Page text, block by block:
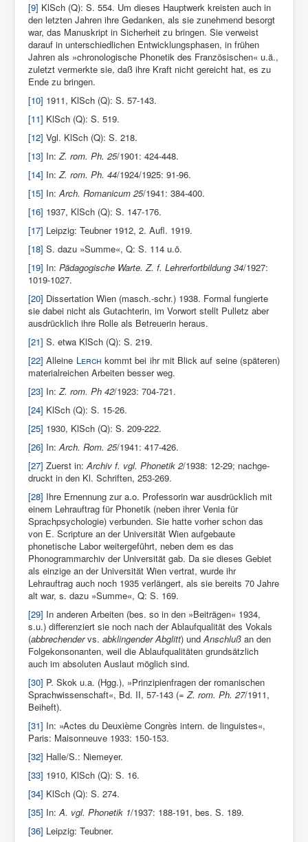
[9] KlSch (Q): S. 554. Um dieses Hauptwerk kreisten auch in
den letzten Jahren ihre Gedanken, als sie zunehmend besorgt
war, das Manuskript in Sicherheit zu bringen. Sie verweist
darauf in unterschiedlichen Entwicklungsphasen, in frühen
Jahren als »chronologische Phonetik des Französischen« u.ä.,
zuletzt vermerkte sie, daß ihre Kraft nicht gereicht hat, es zu
Ende zu bringen.
[10] 1911, KlSch (Q): S. 57-143.
[11] KlSch (Q): S. 519.
[12] Vgl. KlSch (Q): S. 218.
[13] In:Z. rom. Ph. 25/1901: 424-448.
[14] In:Z. rom. Ph. 44/1924/1925: 91-96.
[15] In:Arch. Romanicum 25/1941: 384-400.
[16] 1937, KlSch (Q): S. 147-176.
[17] Leipzig: Teubner 1912, 2. Aufl. 1919.
[18] S. dazu »Summe«, Q: S. 114 u.ö.
[19] In: Pädagogische Warte. Z. f. Lehrerfortbildung 34/1927:
1019-1027.
[20] Dissertation Wien (masch.-schr.) 1938. Formal fungierte
sie dabei nicht als Gutachterin, im Vorwort stellt Pulletz aber
ausdrücklich ihre Rolle als Betreuerin heraus.
[21] S. etwa KlSch (Q): S. 219.
[22] Alleine Lerch kommt bei ihr mit Blick auf seine (späteren)
materialreichen Arbeiten besser weg.
[23] In:Z. rom. Ph 42/1923: 704-721.
[24] KlSch (Q): S. 15-26.
[25] 1930, KlSch (Q): S. 209-222.
[26] In:Arch. Rom. 25/1941: 417-426.
[27] Zuerst in:Archiv f. vgl. Phonetik 2/1938: 12-29; nachge­
druckt in den Kl. Schriften, 253-269.
[28] Ihre Ernennung zur a.o. Professorin war ausdrücklich mit
einem Lehrauftrag für Phonetik (neben ihrer Venia für
Sprachpsychologie) verbunden. Sie hatte vorher schon das
von E. Scripture an der Universität Wien aufgebaute
phonetische Labor weitergeführt, neben dem es das
Phonogrammarchiv der Universität gab. Da sie dieses Gebiet
als einzige an der Universität Wien vertrat, wurde ihr
Lehrauftrag auch noch 1935 verlängert, als sie bereits 70 Jahre
alt war, s. dazu »Summe«, Q: S. 169.
[29] In anderen Arbeiten (bes. so in den »Beiträgen« 1934,
s.u.) differenziert sie noch nach der Ablaufqualität des Vokals
(abbrechendervs. abklingender Abglitt) undAnschluß an den
Folgekonsonanten, weil die Ablaufqualitäten grundsätzlich
auch im absoluten Auslaut möglich sind.
[30] P. Skok u.a. (Hgg.), »Prinzipienfragen der romanischen
Sprachwissenschaft«, Bd. II, 57-143 (=Z. rom. Ph. 27/1911,
Beiheft).
[31] In: »Actes du Deuxième Congrès intern. de linguistes«,
Paris: Maisonneuve 1933: 150-153.
[32] Halle/S.: Niemeyer.
[33] 1910, KlSch (Q): S. 16.
[34] KlSch (Q): S. 274.
[35] In:A. vgl. Phonetik 1/1937: 188-191, bes. S. 189.
[36] Leipzig: Teubner.